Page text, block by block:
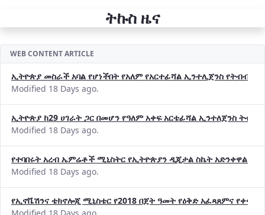
ትኩስ ዜና
WEB CONTENT ARTICLE
ኢትዮጵያ መስራች አባል የሆነችበት የአለም የአርተፊሻል ኢንተሊጀንስ የትብብር
Modified 18 Days ago.
ኢትዮጵያ ከ29 ሀገራት ጋር በመሆን የዓለም አቀፍ አርቴፊሻል ኢንተለጀንስ
Modified 18 Days ago.
የተባበሩት አረብ ኤምሬቶች ሚኒስትር የኢትዮጵያን ዲጂታል ስኬት አድንቀዋል
Modified 18 Days ago.
የኢኖቬሽንና ቴክኖሎጂ ሚኒስቴር የ2018 በጀት ዓመት የዕቅድ አፈጻጸምና